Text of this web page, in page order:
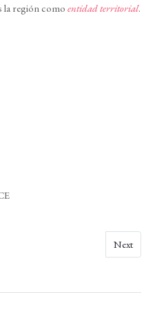
la región como entidad territorial.
Next